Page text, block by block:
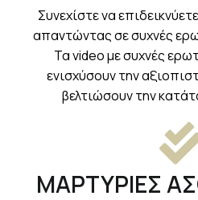
Συνεχίστε να
απαντώντας σε συχνές
Τα video με συχνές
ενισχύσουν την
βελτιώσουν την
ΜΑΡΤΥΡΙΕΣ